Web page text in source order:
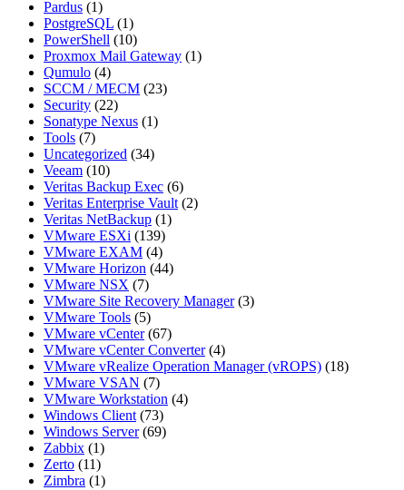
Pardus (1)
PostgreSQL (1)
PowerShell (10)
Proxmox Mail Gateway (1)
Qumulo (4)
SCCM / MECM (23)
Security (22)
Sonatype Nexus (1)
Tools (7)
Uncategorized (34)
Veeam (10)
Veritas Backup Exec (6)
Veritas Enterprise Vault (2)
Veritas NetBackup (1)
VMware ESXi (139)
VMware EXAM (4)
VMware Horizon (44)
VMware NSX (7)
VMware Site Recovery Manager(3)
VMware Tools (5)
VMware vCenter(67)
VMware vCenter Converter(4)
VMware vRealize Operation Manager (vROPS) (18)
VMware VSAN (7)
VMware Workstation (4)
Windows Client (73)
Windows Server(69)
Zabbix (1)
Zerto (11)
Zimbra (1)